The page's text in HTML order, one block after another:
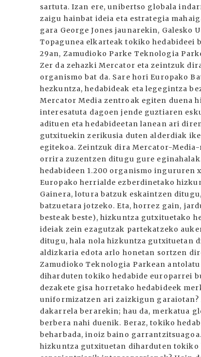
sartuta. Izan ere, unibertso globala
zaigu hainbat ideia eta estrategia
gara George Jones jaunarekin, Galesko
Topagunea elkarteak tokiko hedabideei
29an, Zamudioko Parke Teknologia
Zer da zehazki Mercator eta zeintzuk
organismo bat da. Sare hori Europako
hezkuntza, hedabideak eta legegintza
Mercator Media zentroak egiten duena
interesatuta dagoen jende guztiaren
adituen eta hedabideetan lanean ari
gutxituekin zerikusia duten alderdiak
egitekoa. Zeintzuk dira Mercator-
orrira zuzentzen ditugu gure
hedabideen 1.200 organismo ingururen
Europako herrialde ezberdinetako
Gainera, lotura batzuk eskaintzen
batzuetara jotzeko. Eta, horrez gain,
besteak beste), hizkuntza gutxituetako
ideiak zein ezagutzak partekatzeko
ditugu, hala nola hizkuntza gutxituetan
aldizkaria edota arlo honetan sortzen
Zamudioko Teknologia Parkean
diharduten tokiko hedabide europarrei
dezakete gisa horretako hedabideek
uniformizatzen ari zaizkigun
dakarrela berarekin; hau da, merkatua
berbera nahi duenik. Beraz, tokiko
beharbada, inoiz baino
hizkuntza gutxituetan diharduten tokiko